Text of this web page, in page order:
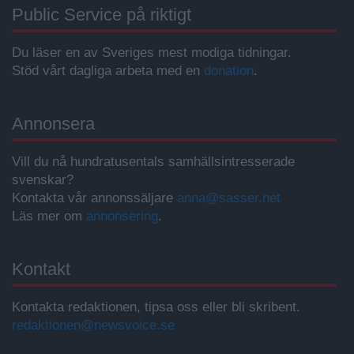
Public Service på riktigt
Du läser en av Sveriges mest modiga tidningar.
Stöd vårt dagliga arbeta med en donation.
Annonsera
Vill du nå hundratusentals samhällsintresserade
svenskar?
Kontakta vår annonssäljare anna@sasser.net
Läs mer om annonsering.
Kontakt
Kontakta redaktionen, tipsa oss eller bli skribent.
redaktionen@newsvoice.se